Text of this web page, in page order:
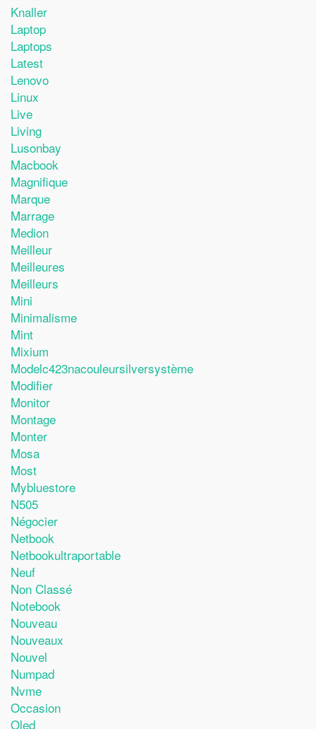
Knaller
Laptop
Laptops
Latest
Lenovo
Linux
Live
Living
Lusonbay
Macbook
Magnifique
Marque
Marrage
Medion
Meilleur
Meilleures
Meilleurs
Mini
Minimalisme
Mint
Mixium
Modelc423nacouleursilversystème
Modifier
Monitor
Montage
Monter
Mosa
Most
Mybluestore
N505
Négocier
Netbook
Netbookultraportable
Neuf
Non Classé
Notebook
Nouveau
Nouveaux
Nouvel
Numpad
Nvme
Occasion
Oled